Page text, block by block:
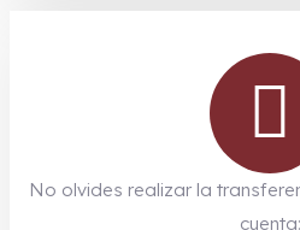
No olvides realizar la
cuenta: